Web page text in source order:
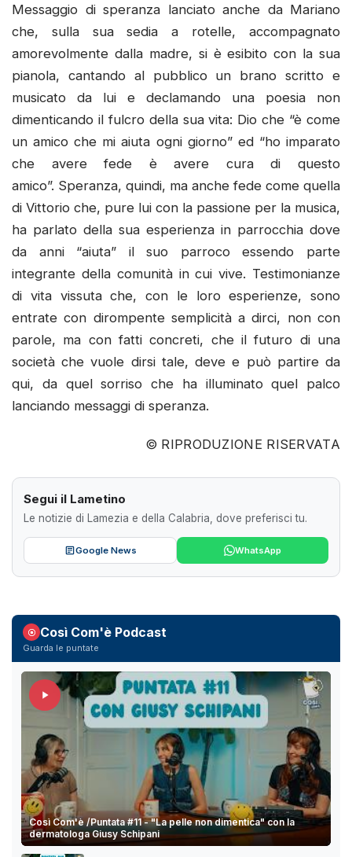
Messaggio di speranza lanciato anche da Mariano
che, sulla sua sedia a rotelle, accompagnato
amorevolmente dalla madre, si è esibito con la sua
pianola, cantando al pubblico un brano scritto e
musicato da lui e declamando una poesia non
dimenticando il fulcro della sua vita: Dio che “è come
un amico che mi aiuta ogni giorno” ed “ho imparato
che avere fede è avere cura di questo
amico”. Speranza, quindi, ma anche fede come quella
di Vittorio che, pure lui con la passione per la musica,
ha parlato della sua esperienza in parrocchia dove
da anni “aiuta” il suo parroco essendo parte
integrante della comunità in cui vive. Testimonianze
di vita vissuta che, con le loro esperienze, sono
entrate con dirompente semplicità a dirci, non con
parole, ma con fatti concreti, che il futuro di una
società che vuole dirsi tale, deve e può partire da
qui, da quel sorriso che ha illuminato quel palco
lanciando messaggi di speranza.
© RIPRODUZIONE RISERVATA
Segui il Lametino
Le notizie di Lamezia e della Calabria, dove preferisci tu.
Google News WhatsApp
Così Com'è Podcast
Guarda le puntate
Così Com'è /Puntata #11 - "La pelle non dimentica" con la
dermatologa Giusy Schipani